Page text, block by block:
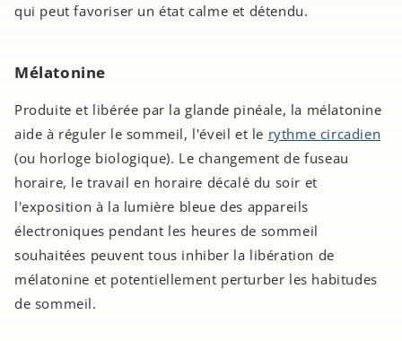
qui peut favoriser un état calme et détendu.
Mélatonine
Produite et libérée par la glande pinéale, la mélatonine
aide à réguler le sommeil, l'éveil et le rythme circadien
(ou horloge biologique). Le changement de fuseau
horaire, le travail en horaire décalé du soir et
l'exposition à la lumière bleue des appareils
électroniques pendant les heures de sommeil
souhaitées peuvent tous inhiber la libération de
mélatonine et potentiellement perturber les habitudes
de sommeil.